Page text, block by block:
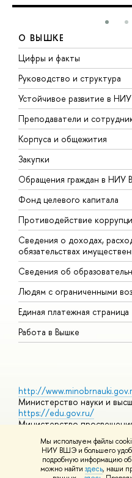
Мы используем файлы
НИУ ВШЭ и большего
подробную информацию об
можно найти здесь, наши
О ВЫШКЕ
Цифры и факты
Руководство и структура
Устойчивое развитие в
Преподаватели и
Корпуса и общежития
Закупки
Обращения граждан в НИУ
Фонд целевого капитала
Противодействие
Сведения о доходах,
обязательствах
Сведения об
Людям с ограниченными
Единая платежная страница
Работа в Вышке
http://
Министерство науки и
https://edu.gov.ru/
Министерство
https://elearning.hse.ru/mooc
Массовые открытые